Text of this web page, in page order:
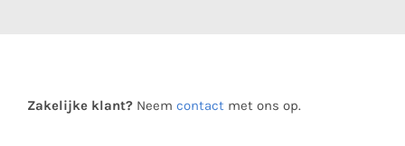
Zakelijke klant?Neem contactmet ons op.